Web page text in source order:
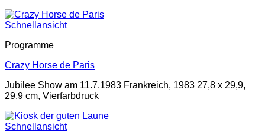
Schnellansicht
Programme
Crazy Horse de Paris
Jubilee Show am 11.7.1983 Frankreich, 1983 27,8 x 29,9,
29,9 cm, Vierfarbdruck
Schnellansicht